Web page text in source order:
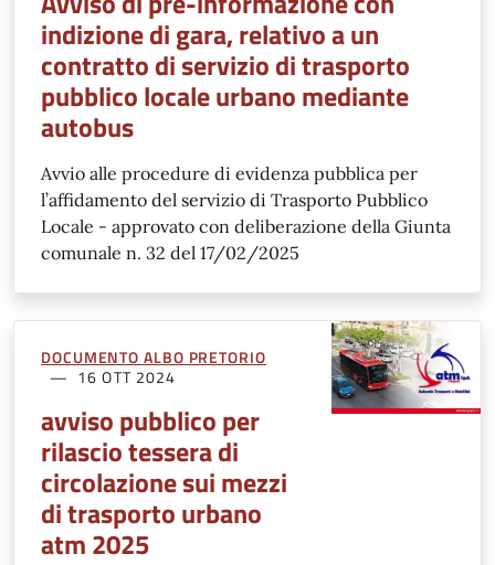
indizione di gara, relativo a un
contratto di servizio di trasporto
pubblico locale urbano mediante
autobus
Avvio alle procedure di evidenza pubblica per
l’affidamento del servizio di Trasporto Pubblico
Locale - approvato con deliberazione della Giunta
comunale n. 32 del 17/02/2025
DOCUMENTO ALBO PRETORIO
16 OTT 2024
avviso pubblico per
rilascio tessera di
circolazione sui mezzi
di trasporto urbano
atm 2025